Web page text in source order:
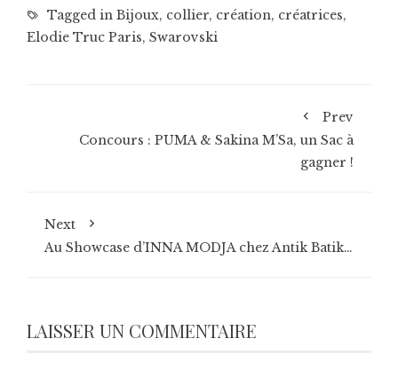
Tagged in Bijoux, collier, création, créatrices,
Elodie Truc Paris, Swarovski
Prev
Concours : PUMA & Sakina M’Sa, un Sac à
gagner !
Next
Au Showcase d’INNA MODJA chez Antik Batik…
LAISSER UN COMMENTAIRE